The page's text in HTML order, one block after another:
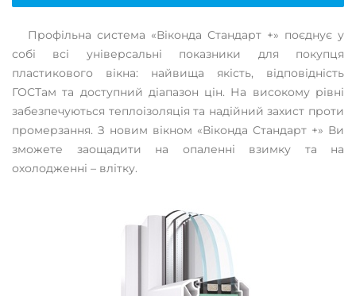
Профільна система «Віконда Стандарт +» поєднує у
собі всі універсальні показники для покупця
пластикового вікна: найвища якість, відповідність
ГОСТам та доступний діапазон цін. На високому рівні
забезпечуються теплоізоляція та надійний захист проти
промерзання. З новим вікном «Віконда Стандарт +» Ви
зможете заощадити на опаленні взимку та на
охолодженні – влітку.